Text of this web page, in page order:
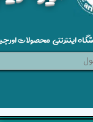
اینترنتی محصولات